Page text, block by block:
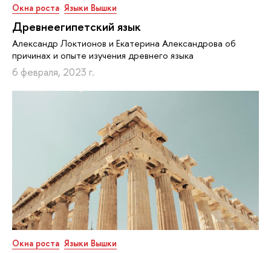
Окна роста Языки Вышки
Древнеегипетский язык
Александр Локтионов и Екатерина Александрова об
причинах и опыте изучения древнего языка
6 февраля, 2023 г.
Окна роста Языки Вышки